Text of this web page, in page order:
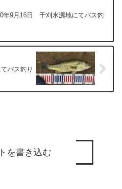
年9月16日 千刈水源地にてバス釣
バス釣り
を書き込む